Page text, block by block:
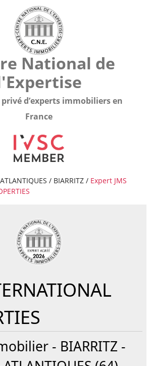
National de
privé d’experts immobiliers en
France
/ BIARRITZ / Expert JMS
- BIARRITZ -